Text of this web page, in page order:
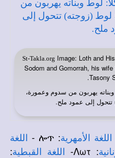
St-Takla.org Image: Loth and
Sodom and Gomorrah, his
Tasony
يهربون من سدوم وعمورة،
تتحول إلى عمود ملح.
اللغة الأمهرية: ሎጥ -
اللغة
: Λωτ- اللغة القبطية: